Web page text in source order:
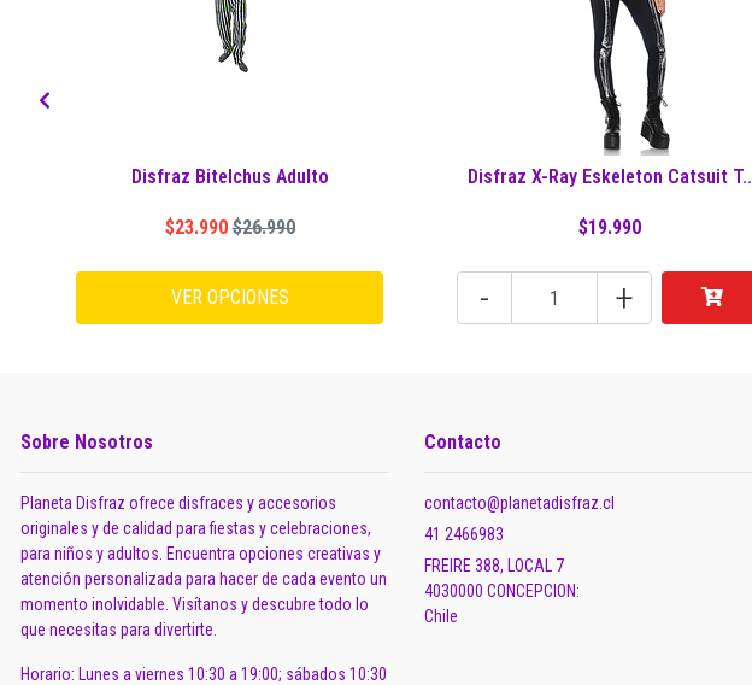
Disfraz Bitelchus Adulto
$23.990 $26.990
VER OPCIONES
Disfraz X-Ray Eskeleton Catsuit T..
$19.990
- +
Sobre Nosotros
Planeta Disfraz ofrece disfraces y accesorios
originales y de calidad para fiestas y celebraciones,
para niños y adultos. Encuentra opciones creativas y
atención personalizada para hacer de cada evento un
momento inolvidable. Visítanos y descubre todo lo
que necesitas para divertirte.
Horario: Lunes a viernes 10:30 a 19:00; sábados 10:30
Contacto
contacto@planetadisfraz.cl
41 2466983
FREIRE 388, LOCAL 7
4030000 CONCEPCION:
Chile